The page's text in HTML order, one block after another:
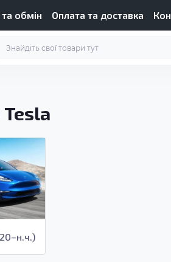
обмін Оплата та доставка
Tesla